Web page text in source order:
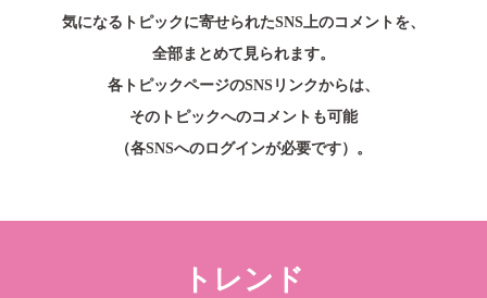
SNS公式アカウント運用方針
大阪本社：〒557-0051 大阪市西成区橘3-20-28
Copyright © skinix. All Rights Reserved.
気になるトピックに寄せられたSNS上のコメントを、
全部まとめて見られます。
各トピックページのSNSリンクからは、
そのトピックへのコメントも可能
（各SNSへのログインが必要です）。
トレンド